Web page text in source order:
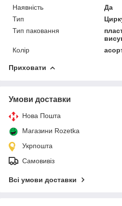
Наявність
Да
Тип
Тип паковання
Колір
Приховати
Умови доставки
Нова Пошта
Магазини Rozetka
Укрпошта
Самовивіз
Всі умови доставки